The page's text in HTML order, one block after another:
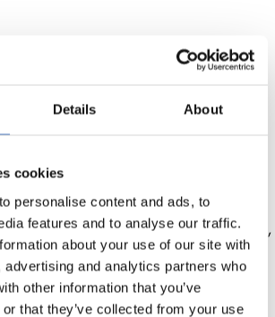
Details About
cookies
personalise content and ads, to
features and to analyse our traffic.
about your use of our site with
advertising and analytics partners who
other information that you’ve
that they’ve collected from your use
über Anti-Drogen Maßnahmen in
EU Mitgliedsländern. Als
Jugendliche vom Drogenkonsum
wie auch Schüler bei entsprechenden
Das Ziel, ein
Modell zur Schulung zu entwickeln
der enormen kulturellen und
als zu ambitioniert heraus. Die
und Belege zu dieser Schlußfolgerung,
von Selbsthilfegruppen und
sollten anschließend an
in einem Buch publiziert werden.